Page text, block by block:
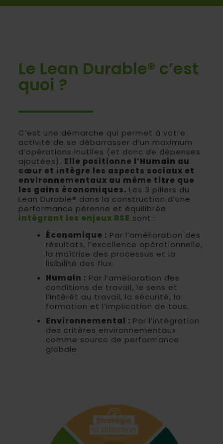
Le Lean Durable® c’est
quoi ?
C’est une démarche qui permet à votre
activité de se débarrasser d’un maximum
d’opérations inutiles (et donc de dépenses
ajoutées). Elle positionne l’Humain au
cœur et intègre les aspects sociaux et
environnementaux au même titre que
les gains économiques. Les 3 piliers du
Lean Durable® dans la construction d’une
performance pérenne et équilibrée
intégrant les enjeux RSE sont :
Économique : Par l’amélioration des
résultats, l’excellence opérationnelle,
la maîtrise des processus et la
lisibilité des flux.
Humain : Par l’amélioration des
conditions de travail, le sens et
l’intérêt au travail, la sécurité, la
formation et l’implication de tous.
Environnemental : Par l’intégration
des critères environnementaux
comme source de performance
globale